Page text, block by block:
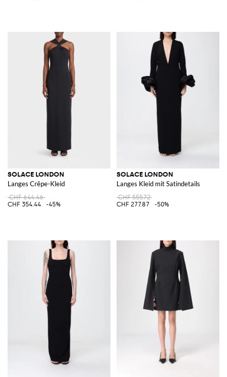
SOLACE LONDON
Langes Crêpe-Kleid
CHF 644.46
CHF 354.44
-45%
SOLACE LONDON
Langes Kleid mit Satindetails
CHF 555.72
CHF 277.87
-50%